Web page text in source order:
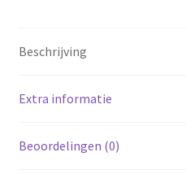
aantal
Beschrijving
Extra informatie
Beoordelingen (0)